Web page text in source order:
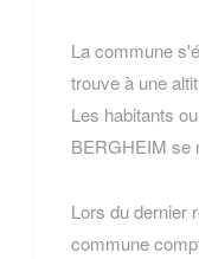
La commune
trouve à une
Les habitants
BERGHEIM se
Lors du dernier
commune